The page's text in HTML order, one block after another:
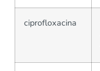
ciprofloxacina